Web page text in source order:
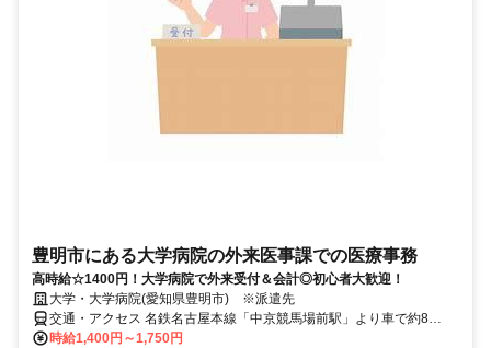
豊明市にある大学病院の外来医事課での医療事務
高時給☆1400円！大学病院で外来受付＆会計◎初心者大歓迎！
大学・大学病院(愛知県豊明市) ※派遣先
交通・アクセス 名鉄名古屋本線「中京競馬場前駅」より車で約8
分！・「前後駅」より約５分 地下鉄「徳重駅」より車で約８分
時給1,400円～1,750円